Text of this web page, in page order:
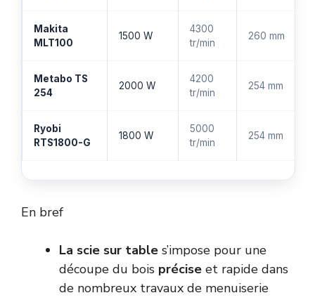
Makita
MLT100
1500 W
4300
tr/min
260 mm
Metabo TS
254
2000 W
4200
tr/min
254 mm
Ryobi
RTS1800-G
1800 W
5000
tr/min
254 mm
En bref
La scie sur table s’impose pour une
découpe du bois précise et rapide dans
de nombreux travaux de menuiserie